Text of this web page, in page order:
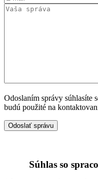
Odoslaním správy súhlasíte
budú použité na
Súhlas so